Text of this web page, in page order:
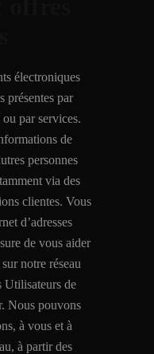
électroniques
présentes par
par services.
de
personnes
via des
clientes. Vous
d’adresses
de vous aider
notre réseau
Utilisateurs de
Nous pouvons
à vous et à
à partir des